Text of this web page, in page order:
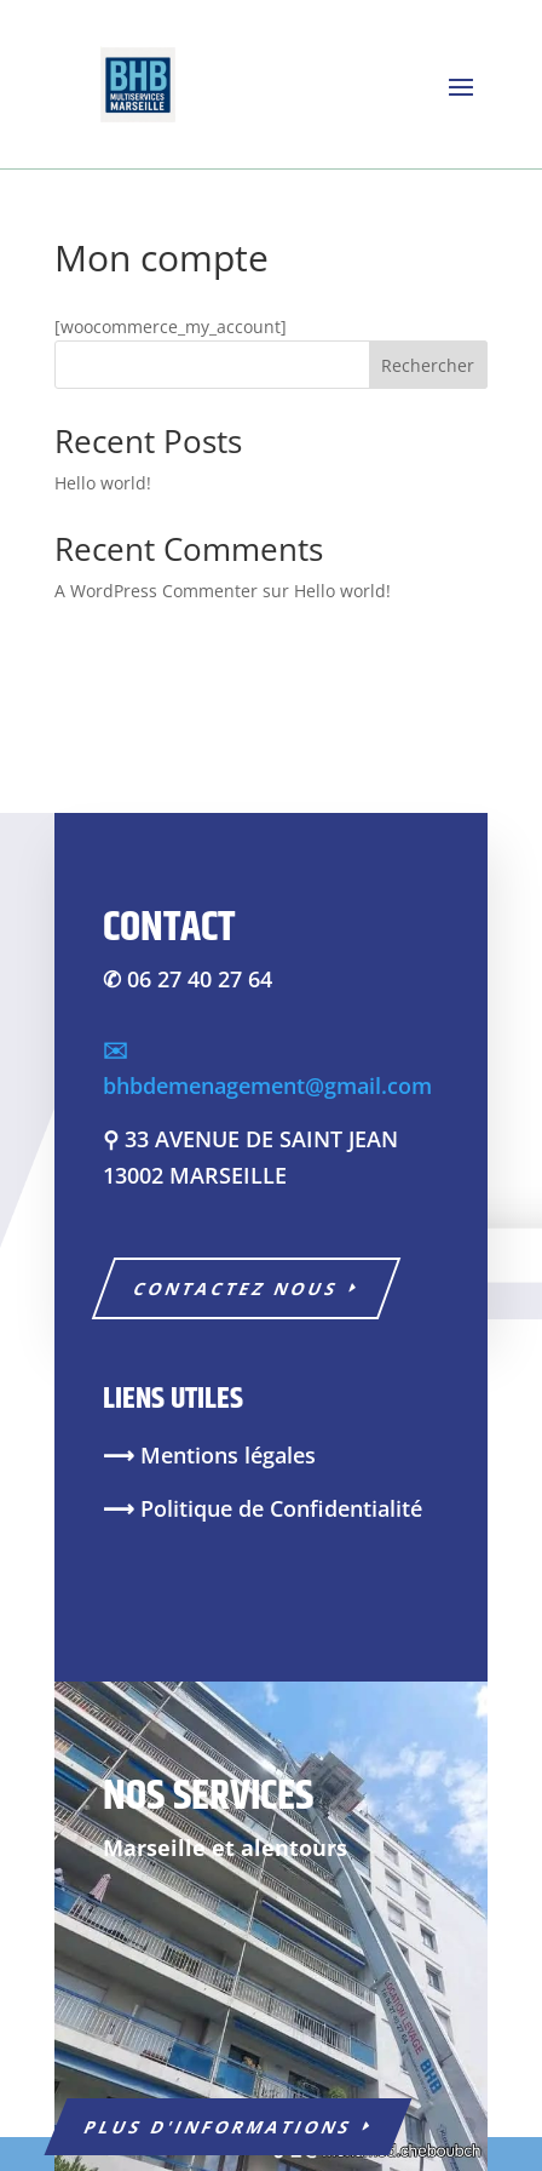
Mon compte
[woocommerce_my_account]
Rechercher
Recent Posts
Hello world!
Recent Comments
A WordPress Commentersur Hello world!
CONTACT
✆ 06 27 40 27 64
✉️
bhbdemenagement@gmail.com
⚲ 33 AVENUE DE SAINT JEAN
13002 MARSEILLE
CONTACTEZ NOUS
LIENS UTILES
⟶ Mentions légales
⟶ Politique de Confidentialité
NOS SERVICES
Marseille et alentours
PLUS D'INFORMATIONS